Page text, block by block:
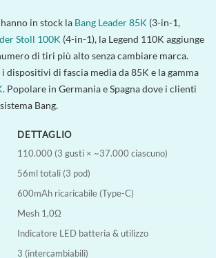
in stock la Bang Leader 85K (3-in-1,
Stoll 100K (4-in-1), la Legend 110K aggiunge
di tiri più alto senza cambiare marca.
dispositivi di fascia media da 85K e la gamma
. Popolare in Germania e Spagna dove i clienti
Bang.
DETTAGLIO
110.000 (3 gusti × ~37.000 ciascuno)
56ml totali (3 pod)
600mAh ricaricabile (Type-C)
Mesh 1,0Ω
Indicatore LED batteria & utilizzo
3 (intercambiabili)